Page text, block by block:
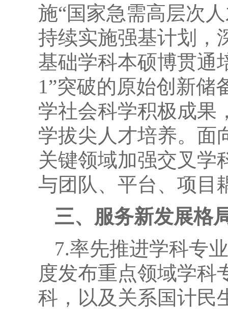
施“国家急需高层次
持续实施强基计划，
基础学科本硕博贯通
1”突破的原始创新储
学社会科学积极成果
学拔尖人才培养。面
关键领域加强交叉学
与团队、平台、项目
三、服务新发展格
7.率先推进学科专
度发布重点领域学科
科，以及关系国计民